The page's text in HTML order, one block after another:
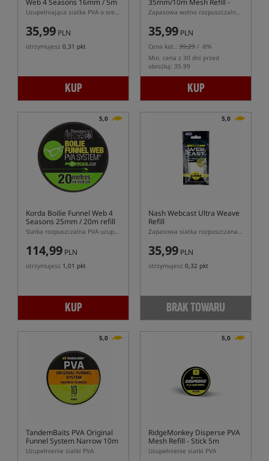
Web 4 Seasons 16mm / 5m
Refill
Uzupełniająca siatka PVA o srednicy 16mm
35,99 PLN
otrzymujesz 0,31 pkt
KUP
35mm/10m Mesh Refill -
Slow Melt
Zapasowa wolno rozpuszczalna siatka PVA 35mm
35,99 PLN
Cena kat.: 39,29 / -8%
Min. cena z 30 dni przed
obniżką: 35.99
KUP
5,0
Korda Boilie Funnel Web 4
Seasons 25mm / 20m refill
Siatka rozpuszczalna PVA uzupełnienie średnia
114,99 PLN
otrzymujesz 1,01 pkt
KUP
5,0
Nash Webcast Ultra Weave
Refill
Zapasowa siatka rozpuszczana PVA
35,99 PLN
otrzymujesz 0,32 pkt
BRAK TOWARU
5,0
TandemBaits PVA Original
Funnel System Narrow 10m
Refill
Uzupełnienie siatki PVA
5,0
RidgeMonkey Disperse PVA
Mesh Refill - Stick 5m
Uzupełnienie siatki PVA